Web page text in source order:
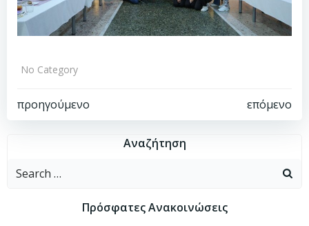
No Category
Πλοήγηση
προηγούμενο
Πλοήγηση
άρθρων
επόμενο
Αναζήτηση
Search
Πρόσφατες Ανακοινώσεις